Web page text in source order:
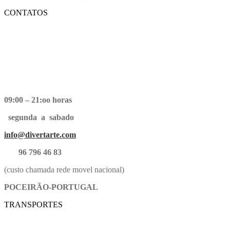
CONTATOS
09:00 – 21:oo horas
segunda a sabado
info@divertarte.com
96 796 46 83
(custo chamada rede movel nacional)
POCEIRÃO-PORTUGAL
TRANSPORTES